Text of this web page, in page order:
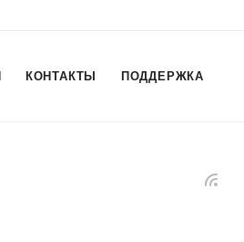
КОНТАКТЫ ПОДДЕРЖКА